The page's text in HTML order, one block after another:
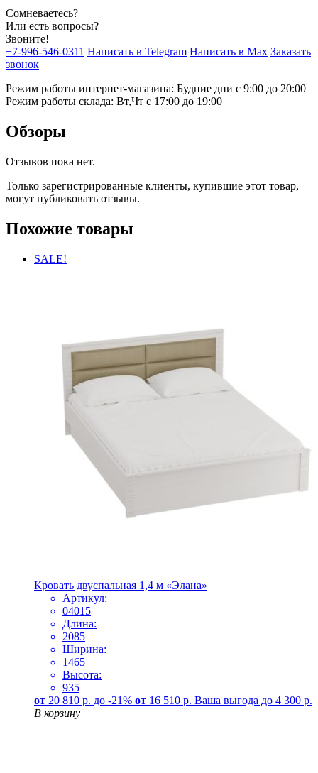
Сомневаетесь?
Или есть вопросы?
Звоните!
+7-996-546-0311 Написать в Telegram Написать в Max Заказать
звонок
Режим работы интернет-магазина: Будние дни с 9:00 до 20:00
Режим работы склада: Вт,Чт с 17:00 до 19:00
Обзоры
Отзывов пока нет.
Только зарегистрированные клиенты, купившие этот товар,
могут публиковать отзывы.
Похожие товары
SALE!
Кровать двуспальная 1,4 м «Элана»
Артикул:
04015
Длина:
2085
Ширина:
1465
Высота:
935
от 20 810р. до -21% от 16 510 р. Ваша выгода до 4 300 р.
В корзину